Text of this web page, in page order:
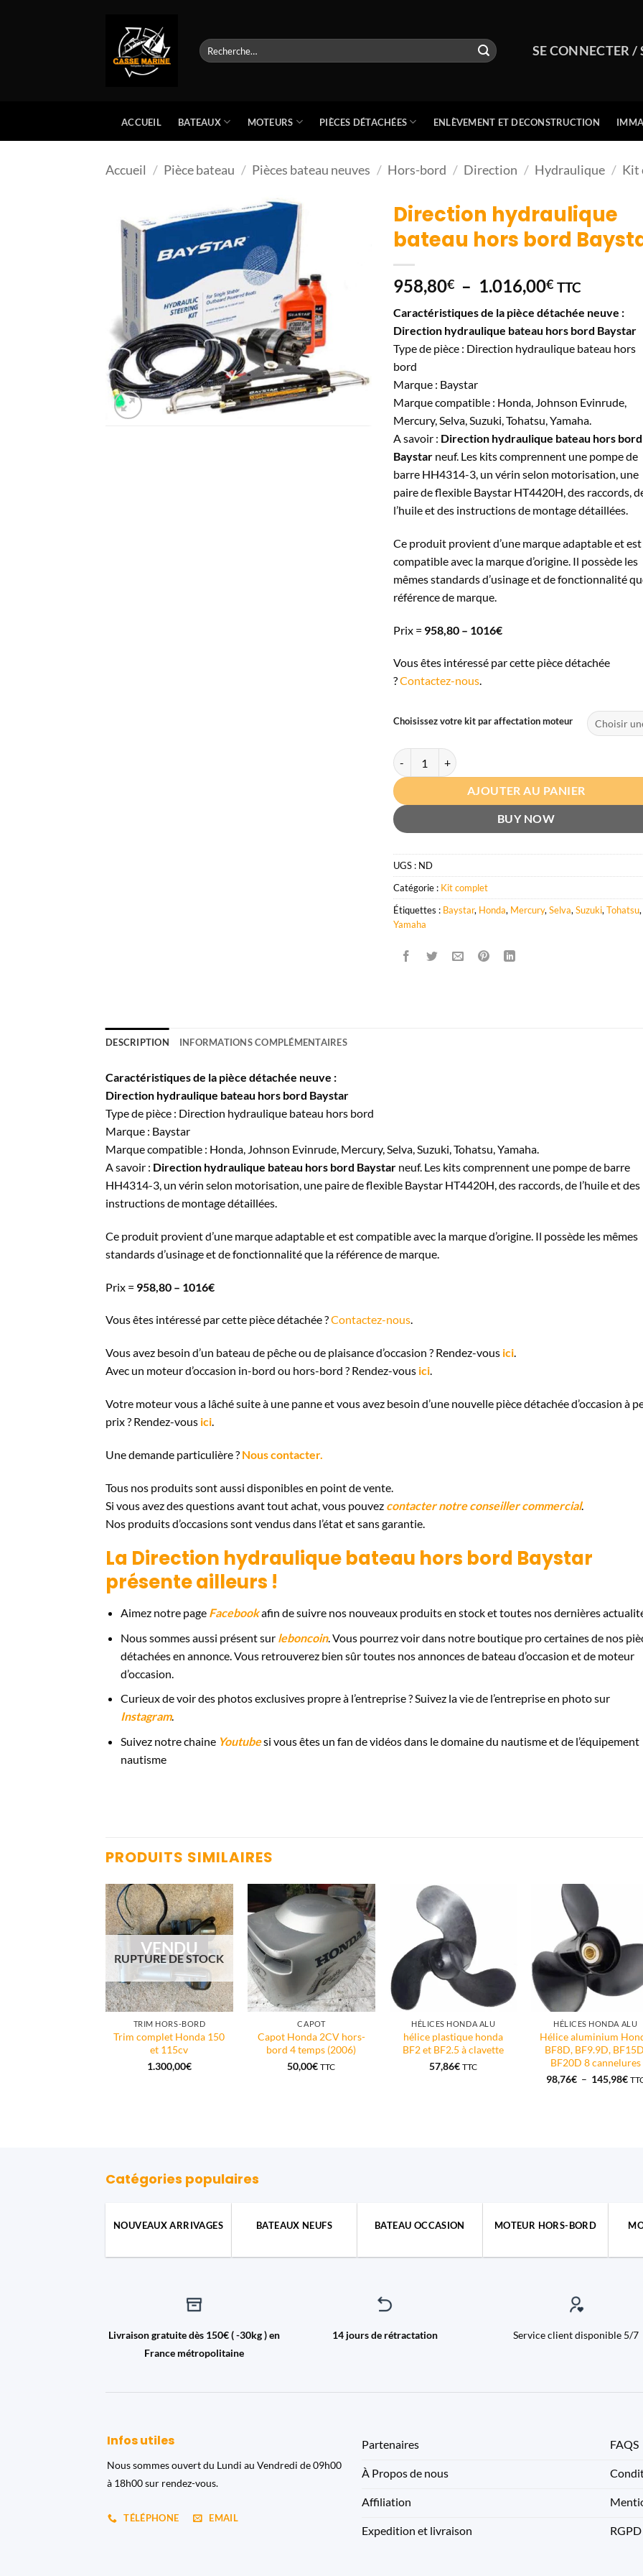
Recherche
pour :
SE CONNECTER /
ACCUEIL BATEAUX MOTEURS PIÈCES DÉTACHÉES ENLÈVEMENT ET DECONSTRUCTION
Accueil / Pièce bateau / Pièces bateau neuves / Hors-bord / Direction / Hydraulique / Kit
Direction hydraulique
bateau hors bord
958,80€ – 1.016,00€Plage
prix :
958,80€
à
TTC
Caractéristiques de la pièce détachée neuve :
Direction hydraulique bateau hors bord Baystar
Type de pièce : Direction hydraulique bateau hors
bord
Marque : Baystar
Marque compatible : Honda, Johnson Evinrude,
Mercury, Selva, Suzuki, Tohatsu, Yamaha.
A savoir : Direction hydraulique bateau hors bord
Baystarneuf. Les kits comprennent une pompe de
barre HH4314-3, un vérin selon motorisation, une
paire de flexible Baystar HT4420H, des raccords,
l’huile et des instructions de montage détaillées.
Ce produit provient d’une marque adaptable et est
compatible avec la marque d’origine. Il possède les
mêmes standards d’usinage et de fonctionnalité
référence de marque.
Prix = 958,80 – 1016€
Vous êtes intéressé par cette pièce détachée
?Contactez-nous.
Choisissez votre kit par affectation moteur
quantité de Direction hydraulique bateau hors bord
AJOUTER AU PANIER
BUY NOW
UGS : ND
Catégorie : Kit complet
Étiquettes : Baystar, Honda, Mercury, Selva, Suzuki, Tohatsu,
Yamaha
DESCRIPTION INFORMATIONS COMPLÉMENTAIRES
Caractéristiques de la pièce détachée neuve :
Direction hydraulique bateau hors bord Baystar
Type de pièce : Direction hydraulique bateau hors bord
Marque : Baystar
Marque compatible : Honda, Johnson Evinrude, Mercury, Selva, Suzuki, Tohatsu, Yamaha.
A savoir : Direction hydraulique bateau hors bord Baystar neuf. Les kits comprennent une pompe de barre
HH4314-3, un vérin selon motorisation, une paire de flexible Baystar HT4420H, des raccords, de l’huile et des
instructions de montage détaillées.
Ce produit provient d’une marque adaptable et est compatible avec la marque d’origine. Il possède les mêmes
standards d’usinage et de fonctionnalité que la référence de marque.
Prix = 958,80 – 1016€
Vous êtes intéressé par cette pièce détachée ?Contactez-nous.
Vous avez besoin d’un bateau de pêche ou de plaisance d’occasion ? Rendez-vous ici.
Avec un moteur d’occasion in-bord ou hors-bord ? Rendez-vous ici.
Votre moteur vous a lâché suite à une panne et vous avez besoin d’une nouvelle pièce détachée d’occasion à
prix ? Rendez-vous ici.
Une demande particulière ? Nous contacter.
Tous nos produits sont aussi disponibles en point de vente.
Si vous avez des questions avant tout achat, vous pouvez contacter notre conseiller commercial.
Nos produits d’occasions sont vendus dans l’état et sans garantie.
La Direction hydraulique bateau hors bord Baystar
présente ailleurs !
Aimez notre page Facebookafin de suivre nos nouveaux produits en stock et toutes nos dernières
Nous sommes aussi présent sur leboncoin. Vous pourrez voir dans notre boutique pro certaines de nos
détachées en annonce. Vous retrouverez bien sûr toutes nos annonces de bateau d’occasion et de moteur
d’occasion.
Curieux de voir des photos exclusives propre à l’entreprise ? Suivez la vie de l’entreprise en photo sur
Instagram.
Suivez notre chaine Youtubesi vous êtes un fan de vidéos dans le domaine du nautisme et de l’équipement
nautisme
PRODUITS SIMILAIRES
VENDU
RUPTURE DE STOCK
TRIM HORS-BORD
Trim complet Honda 150
et 115cv
1.300,00€
CAPOT
Capot Honda 2CV hors-
bord 4 temps (2006)
50,00€ TTC
HÉLICES HONDA ALU
hélice plastique honda
BF2 et BF2.5 à clavette
57,86€ TTC
HÉLICES HONDA ALU
Hélice aluminium
BF8D, BF9.9D,
BF20D 8 cannelures
98,76€ – 145,98€
Catégories populaires
NOUVEAUX ARRIVAGES BATEAUX NEUFS BATEAU OCCASION MOTEUR HORS-BORD
Livraison gratuite dès 150€ ( -30kg ) en
France métropolitaine
14 jours de rétractation Service client disponible 5/7
Infos utiles
Nous sommes ouvert du Lundi au Vendredi de 09h00
à 18h00 sur rendez-vous.
TÉLÉPHONE EMAIL
Partenaires
À Propos de nous
Affiliation
Expedition et livraison
FAQS
RGPD